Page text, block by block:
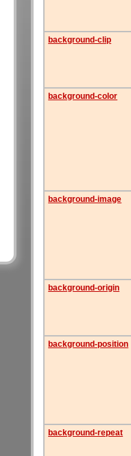
background-clip
background-color
background-image
background-origin
background-position
background-repeat